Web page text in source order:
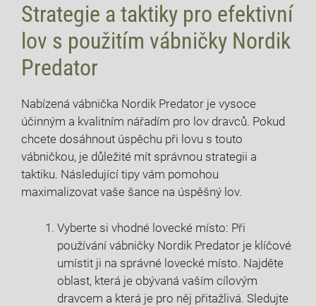
Strategie a taktiky pro efektivní
lov s použitím vábničky Nordik
Predator
Nabízená vábnička Nordik Predator je vysoce
účinným a kvalitním nářadím pro lov dravců. Pokud
chcete dosáhnout úspěchu při lovu s touto
vábničkou, je důležité mít správnou strategii a
taktiku. Následující tipy vám pomohou
maximalizovat vaše šance na úspěšný lov.
Vyberte si vhodné lovecké místo: Při
používání vábničky Nordik Predator je klíčové
umístit ji na správné lovecké místo. Najděte
oblast, která je obývaná vaším cílovým
dravcem a která je pro něj přitažlivá. Sledujte